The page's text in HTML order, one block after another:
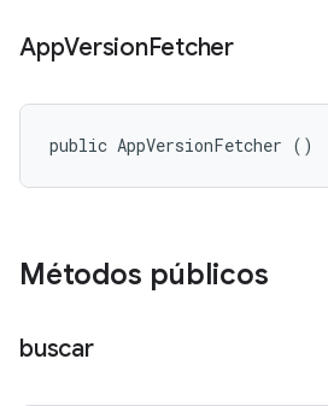
AppVersionFetcher
public AppVersionFetcher ()
Métodos públicos
buscar